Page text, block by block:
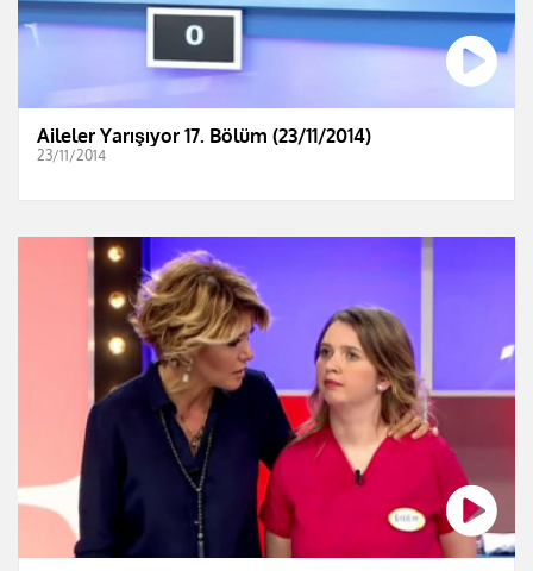
Aileler Yarışıyor 17. Bölüm (23/11/2014)
23/11/2014